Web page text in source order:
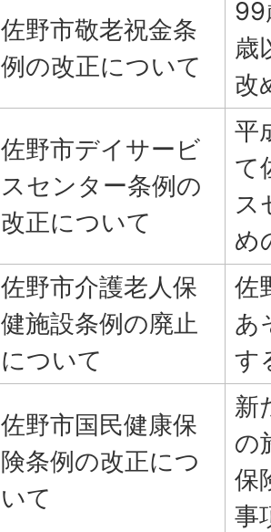
佐野市敬老祝金条
例の改正について
99
歳
改
佐野市デイサービ
スセンター条例の
改正について
平
て
ス
め
佐野市介護老人保
健施設条例の廃止
について
佐
あ
す
佐野市国民健康保
険条例の改正につ
いて
新
の
保
事